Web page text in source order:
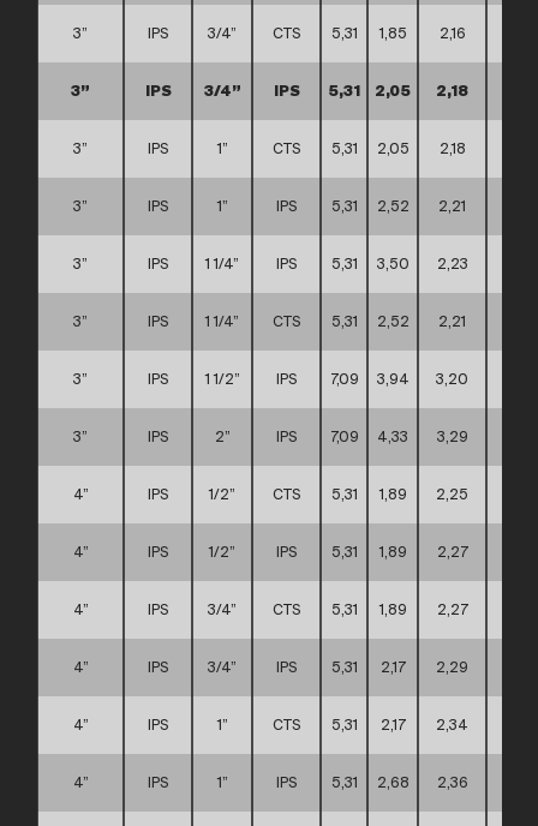
3” IPS 3/4” CTS 5,31 1,85 2,16
3” IPS 3/4” IPS 5,31 2,05 2,18
3” IPS 1” CTS 5,31 2,05 2,18
3” IPS 1” IPS 5,31 2,52 2,21
3” IPS 1 1/4” IPS 5,31 3,50 2,23
3” IPS 1 1/4” CTS 5,31 2,52 2,21
3” IPS 1 1/2” IPS 7,09 3,94 3,20
3” IPS 2” IPS 7,09 4,33 3,29
4” IPS 1/2” CTS 5,31 1,89 2,25
4” IPS 1/2” IPS 5,31 1,89 2,27
4” IPS 3/4” CTS 5,31 1,89 2,27
4” IPS 3/4” IPS 5,31 2,17 2,29
4” IPS 1” CTS 5,31 2,17 2,34
4” IPS 1” IPS 5,31 2,68 2,36